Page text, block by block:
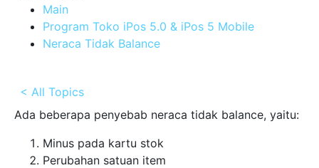
Main
Program Toko iPos 5.0 & iPos 5 Mobile
Neraca Tidak Balance
< All Topics
Ada beberapa penyebab neraca tidak balance, yaitu:
Minus pada kartu stok
Perubahan satuan item